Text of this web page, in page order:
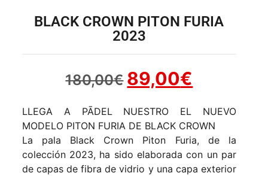
BLACK CROWN PITON FURIA
2023
180,00€ 89,00€
LLEGA A PĀDEL NUESTRO EL NUEVO
MODELO PITON FURIA DE BLACK CROWN
La pala Black Crown Piton Furia, de la
colección 2023, ha sido elaborada con un par
de capas de fibra de vidrio y una capa exterior